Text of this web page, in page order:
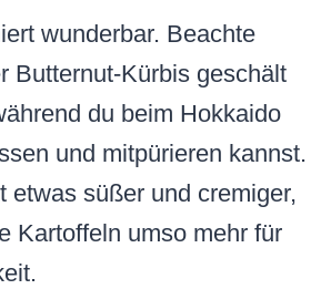
wunderbar. Beachte
Butternut-Kürbis geschält
du beim Hokkaido
und mitpürieren kannst.
etwas süßer und cremiger,
Kartoffeln umso mehr für